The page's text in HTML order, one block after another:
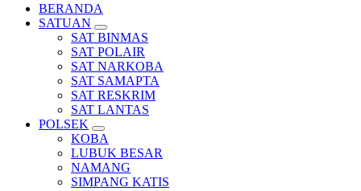
BERANDA
SATUAN
SAT BINMAS
SAT POLAIR
SAT NARKOBA
SAT SAMAPTA
SAT RESKRIM
SAT LANTAS
POLSEK
KOBA
LUBUK BESAR
NAMANG
SIMPANG KATIS